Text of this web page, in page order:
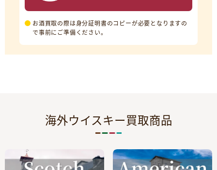
お酒買取の際は身分証明書のコピーが必要となりますの
で事前にご準備ください。
海外ウイスキー買取商品